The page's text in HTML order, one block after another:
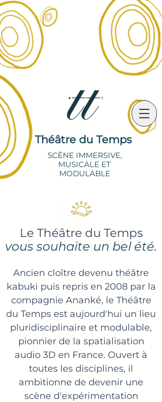
Théâtre du Temps
SCÈNE IMMERSIVE,
MUSICALE ET
MODULABLE
Le Théâtre du Temps
vous souhaite un bel été.
Ancien cloître devenu théâtre
kabuki puis repris en 2008 par la
compagnie Ananké, le Théâtre
du Temps est aujourd'hui un lieu
pluridisciplinaire et modulable,
pionnier de la spatialisation
audio 3D en France. Ouvert à
toutes les disciplines, il
ambitionne de devenir une
scène d'expérimentation